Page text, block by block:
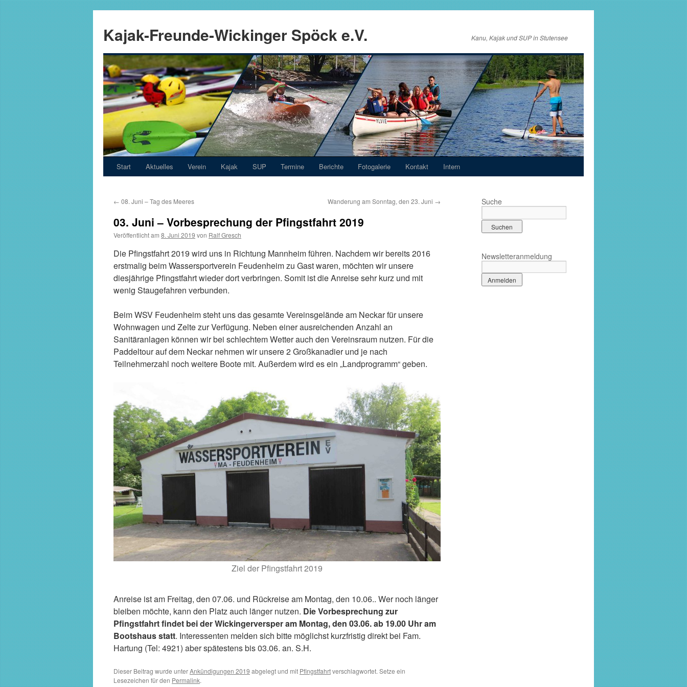
springen
Kajak-Freunde-Wickinger Spöck e.V. Kanu, Kajak und SUP in Stutensee
Start Aktuelles Verein Kajak SUP Termine Berichte Fotogalerie Kontakt Intern
← 08. Juni – Tag des Meeres Wanderung am Sonntag, den 23. Juni →
03. Juni – Vorbesprechung der Pfingstfahrt 2019
Veröffentlicht am 8. Juni 2019 von Ralf Gresch
Die Pfingstfahrt 2019 wird uns in Richtung Mannheim führen. Nachdem wir bereits 2016
erstmalig beim Wassersportverein Feudenheim zu Gast waren, möchten wir unsere
diesjährige Pfingstfahrt wieder dort verbringen. Somit ist die Anreise sehr kurz und mit
wenig Staugefahren verbunden.
Beim WSV Feudenheim steht uns das gesamte Vereinsgelände am Neckar für unsere
Wohnwagen und Zelte zur Verfügung. Neben einer ausreichenden Anzahl an
Sanitäranlagen können wir bei schlechtem Wetter auch den Vereinsraum nutzen. Für die
Paddeltour auf dem Neckar nehmen wir unsere 2 Großkanadier und je nach
Teilnehmerzahl noch weitere Boote mit. Außerdem wird es ein „Landprogramm“ geben.
Ziel der Pfingstfahrt 2019
Anreise ist am Freitag, den 07.06. und Rückreise am Montag, den 10.06.. Wer noch länger
bleiben möchte, kann den Platz auch länger nutzen. Die Vorbesprechung zur
Pfingstfahrt findet bei der Wickingerversper am Montag, den 03.06. ab 19.00 Uhr am
Bootshaus statt. Interessenten melden sich bitte möglichst kurzfristig direkt bei Fam.
Hartung (Tel: 4921) aber spätestens bis 03.06. an. S.H.
Dieser Beitrag wurde unterAnkündigungen 2019 abgelegt und mit Pfingstfahrtverschlagwortet. Setze ein
Lesezeichen für den Permalink.
Suche
Newsletteranmeldung